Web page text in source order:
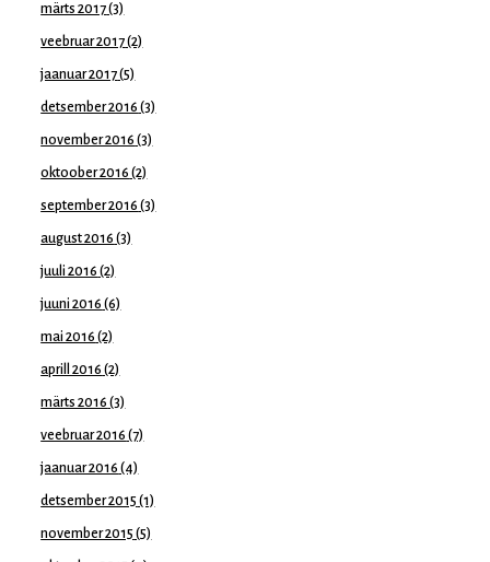
märts 2017(3)
veebruar 2017(2)
jaanuar 2017(5)
detsember 2016 (3)
november 2016 (3)
oktoober 2016 (2)
september 2016 (3)
august 2016 (3)
juuli 2016 (2)
juuni 2016 (6)
mai 2016 (2)
aprill 2016 (2)
märts 2016 (3)
veebruar 2016 (7)
jaanuar 2016 (4)
detsember 2015 (1)
november 2015 (5)